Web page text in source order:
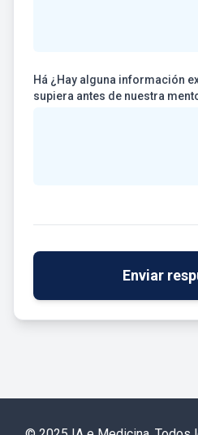
Há ¿Hay alguna información extra que le gustaría que
supiera antes de nuestra
Enviar